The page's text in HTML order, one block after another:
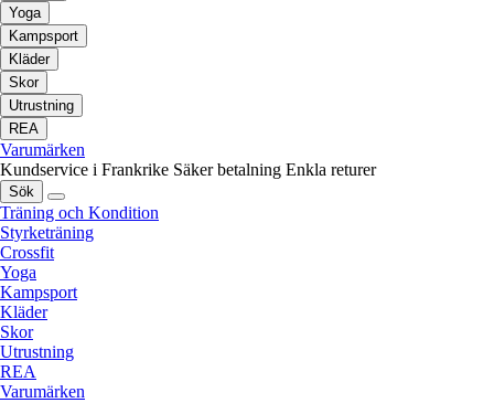
Yoga
Kampsport
Kläder
Skor
Utrustning
REA
Varumärken
Kundservice i Frankrike Säker betalning Enkla returer
Sök
Träning och Kondition
Styrketräning
Crossfit
Yoga
Kampsport
Kläder
Skor
Utrustning
REA
Varumärken